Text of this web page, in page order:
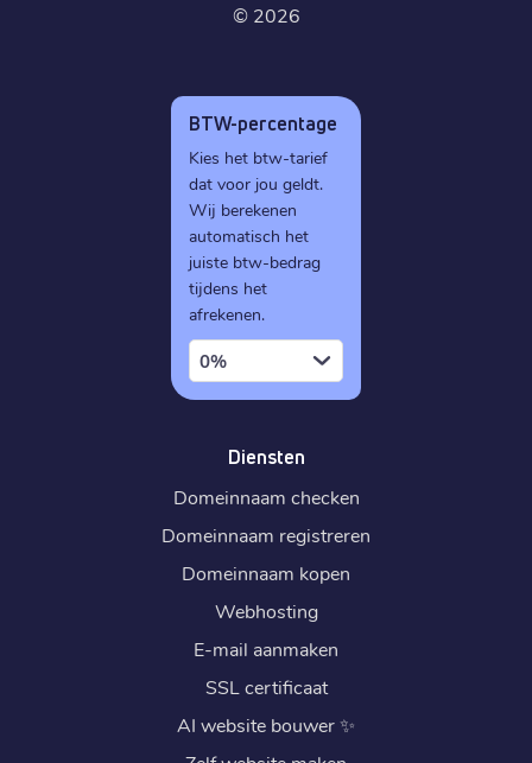
© 2026
BTW-percentage
Kies het btw-tarief
dat voor jou geldt.
Wij berekenen
automatisch het
juiste btw-bedrag
tijdens het
afrekenen.
0%
Diensten
Domeinnaam checken
Domeinnaam registreren
Domeinnaam kopen
Webhosting
E-mail aanmaken
SSL certificaat
AI website bouwer✨